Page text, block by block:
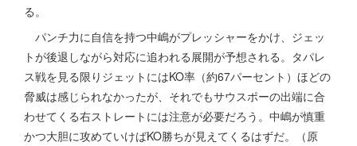
る。
パンチ力に自信を持つ中嶋がプレッシャーをかけ、ジェッ
トが後退しながら対応に追われる展開が予想される。タパレ
ス戦を見る限りジェットにはKO率（約67パーセント）ほどの
脅威は感じられなかったが、それでもサウスポーの出端に合
わせてくる右ストレートには注意が必要だろう。中嶋が慎重
かつ大胆に攻めていけばKO勝ちが見えてくるはずだ。（原